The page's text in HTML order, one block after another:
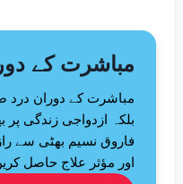
مباشرت کے
مباشرت کے دوران
بلکہ ازدواجی زندگی پر
فاروق نسیم بھٹی سے
اور مؤثر علاج حاصل